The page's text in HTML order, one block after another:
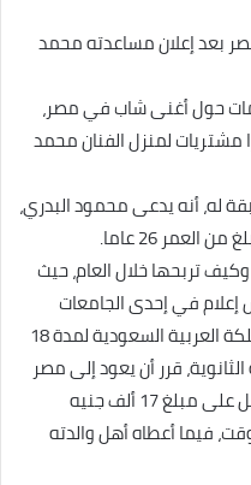
بعد إعلان مساعدته محمد
حول أغنى شاب في مصر،
10 بطاقات فيزا مشتريات لمنزل الفنان محمد
له، أنه يدعى محمود البدري،
26 عاما.
تربحها خلال العام، حيث
إعلام في إحدى الجامعات
الخاصة، مشيرا إلى أنه عاش في المملكة العربية السعودية لمدة 18
قرر أن يعود إلى مصر
لدخول إحدى الجامعات، مضيفا أنه حصل على مبلغ 17 ألف جنيه
فيما أعطاه أهل والدته